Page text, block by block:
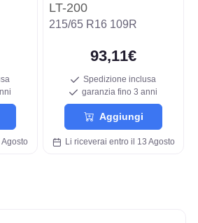
LT-200
215/65 R16 109R
93,11€
Spedizione inclusa
garanzia fino 3 anni
Aggiungi
Li riceverai entro il 13 Agosto